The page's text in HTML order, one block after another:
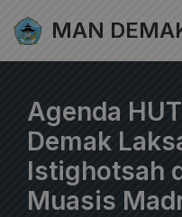
Lompat
konten
MAN
Agenda
Demak
Istighotsah
Muasis